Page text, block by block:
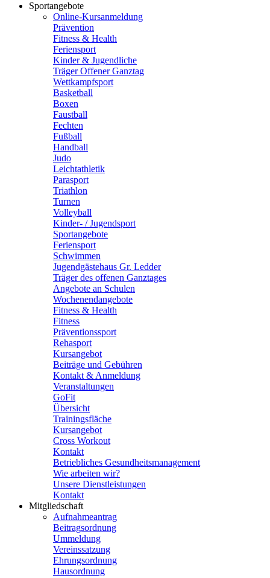
Sportangebote
Online-Kursanmeldung
Prävention
Fitness & Health
Feriensport
Kinder & Jugendliche
Träger Offener Ganztag
Wettkampfsport
Basketball
Boxen
Faustball
Fechten
Fußball
Handball
Judo
Leichtathletik
Parasport
Triathlon
Turnen
Volleyball
Kinder- / Jugendsport
Sportangebote
Feriensport
Schwimmen
Jugendgästehaus Gr. Ledder
Träger des offenen Ganztages
Angebote an Schulen
Wochenendangebote
Fitness & Health
Fitness
Präventionssport
Rehasport
Kursangebot
Beiträge und Gebühren
Kontakt & Anmeldung
Veranstaltungen
GoFit
Übersicht
Trainingsfläche
Kursangebot
Cross Workout
Kontakt
Betriebliches Gesundheitsmanagement
Wie arbeiten wir?
Unsere Dienstleistungen
Kontakt
Mitgliedschaft
Aufnahmeantrag
Beitragsordnung
Ummeldung
Vereinssatzung
Ehrungsordnung
Hausordnung